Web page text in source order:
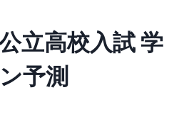
立高校入試 学
予測